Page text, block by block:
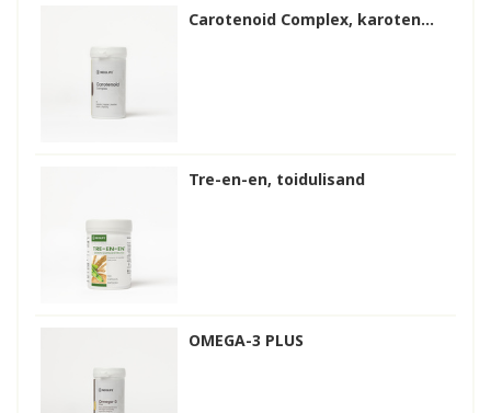
Carotenoid Complex, karoten...
Tre-en-en, toidulisand
OMEGA-3 PLUS